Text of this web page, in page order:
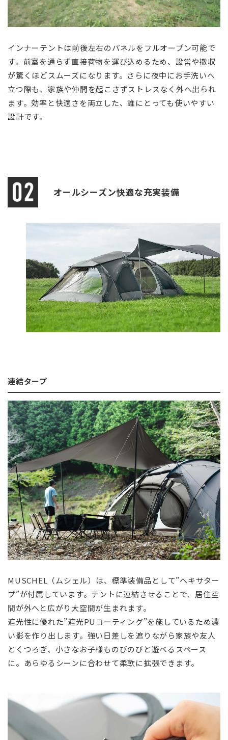
インナーテントは前後左右のパネルをフルオープン可能で
す。前室を通らず直接荷物を運び込めるため、設営や撤収
が驚くほどスムーズになります。さらに夜中にお手洗いへ
立つ際も、家族や仲間を起こさずストレスなく外へ出られ
ます。効率と快適さを両立した、誰にとっても使いやすい
設計です。
オールシーズン快適な充実装備
連結タープ
MUSCHEL（ムシェル）は、標準装備品として”ヘキサター
プ”が付属しています。テントに連結させることで、居住空
間が外へと広がり大空間が生まれます。
遮光性に優れた”遮光PUコーティング”を施しているため濃
い影を作り出します。強い日差しを遮りながら家族や友人
とくつろぎ、小さなお子様ものびのびと遊べるスペース
に。あらゆるシーンに合わせて柔軟に拡張できます。